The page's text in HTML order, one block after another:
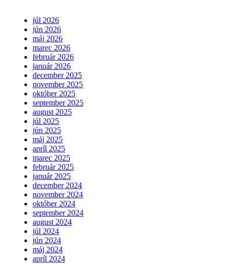
júl 2026
jún 2026
máj 2026
marec 2026
február 2026
január 2026
december 2025
november 2025
október 2025
september 2025
august 2025
júl 2025
jún 2025
máj 2025
apríl 2025
marec 2025
február 2025
január 2025
december 2024
november 2024
október 2024
september 2024
august 2024
júl 2024
jún 2024
máj 2024
apríl 2024